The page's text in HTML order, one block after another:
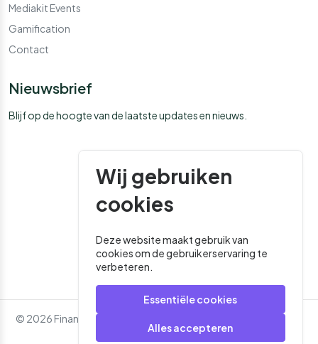
Wij gebruiken
cookies
Deze website maakt gebruik van
cookies om de gebruikerservaring te
verbeteren.
Essentiële cookies
Alles accepteren
Mediakit Events
Gamification
Contact
Nieuwsbrief
Blijf op de hoogte van de laatste updates en nieuws.
© 2026 Financial Media. Alle rechten voorbehouden. - Website
Roger That